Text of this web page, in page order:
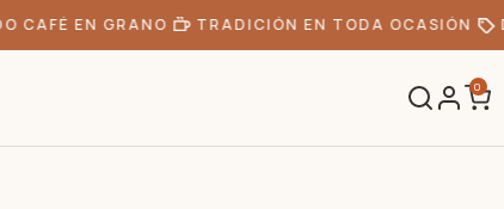
EN GRANO TRADICIÓN EN TODA OCASIÓN
0